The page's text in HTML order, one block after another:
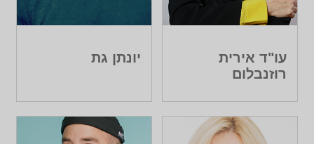
עו"ד אירית
רוזנבלום
יונתן גת